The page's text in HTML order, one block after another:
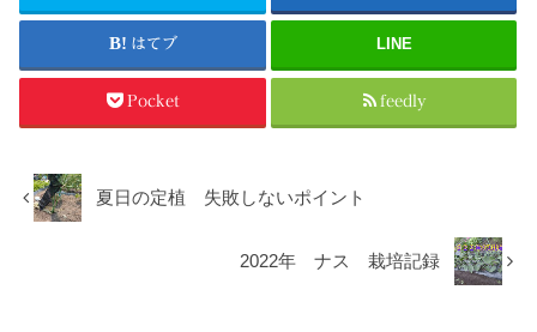
はてブ LINE
Pocket feedly
夏日の定植 失敗しないポイント
2022年 ナス 栽培記録